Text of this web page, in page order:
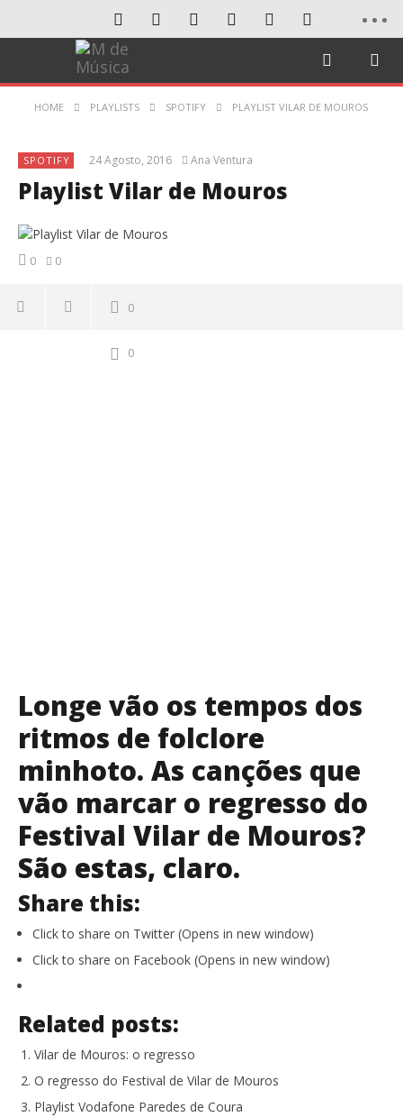
HOME PLAYLISTS SPOTIFY PLAYLIST VILAR DE MOUROS
SPOTIFY 24 Agosto, 2016 Ana Ventura
Playlist Vilar de Mouros
0 0
0
0
Longe vão os tempos dos
ritmos de folclore
minhoto. As canções que
vão marcar o regresso do
Festival Vilar de Mouros?
São estas, claro.
Share this:
Click to share on Twitter (Opens in new window)
Click to share on Facebook (Opens in new window)
Related posts:
Vilar de Mouros: o regresso
O regresso do Festival de Vilar de Mouros
Playlist Vodafone Paredes de Coura